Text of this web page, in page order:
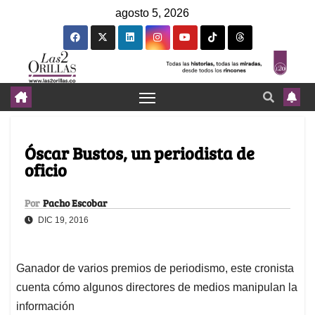
agosto 5, 2026
Óscar Bustos, un periodista de
oficio
Por Pacho Escobar
DIC 19, 2016
Ganador de varios premios de periodismo, este cronista
cuenta cómo algunos directores de medios manipulan la
información